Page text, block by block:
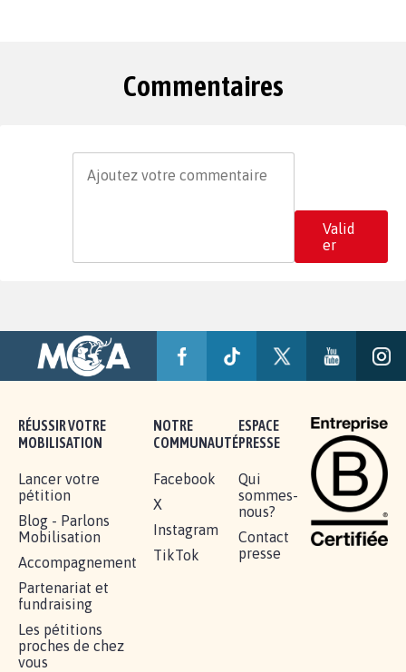
Commentaires
Valid
er
RÉUSSIR VOTRE
MOBILISATION
Lancer votre
pétition
Blog - Parlons
Mobilisation
Accompagnement
Partenariat et
fundraising
Les pétitions
proches de chez
vous
NOTRE
COMMUNAUTÉ
Facebook
X
Instagram
TikTok
ESPACE
PRESSE
Qui
sommes-
nous?
Contact
presse